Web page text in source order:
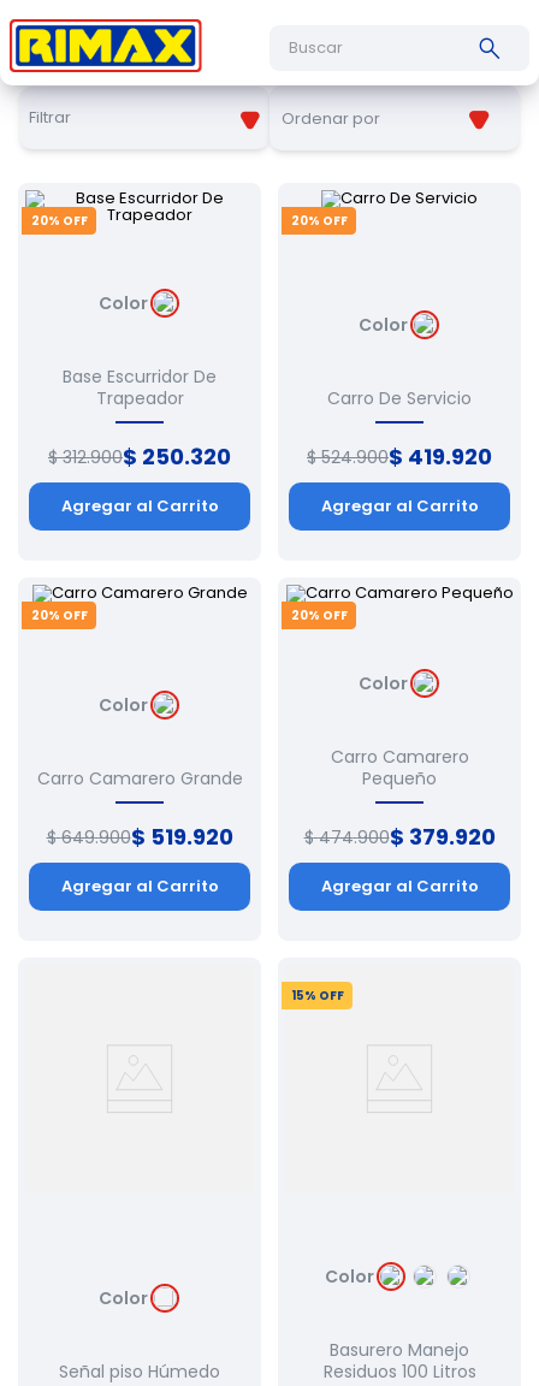
Filtrar Ordenar por
20% OFF
Color
Base Escurridor De
Trapeador
$ 312.900$ 250.320
Agregar al Carrito
20% OFF
Color
Carro De Servicio
$ 524.900$ 419.920
Agregar al Carrito
20% OFF
Color
Carro Camarero Grande
$ 649.900$ 519.920
Agregar al Carrito
20% OFF
Color
Carro Camarero
Pequeño
$ 474.900$ 379.920
Agregar al Carrito
Color
Señal piso Húmedo
15% OFF
Color
Basurero Manejo
Residuos 100 Litros